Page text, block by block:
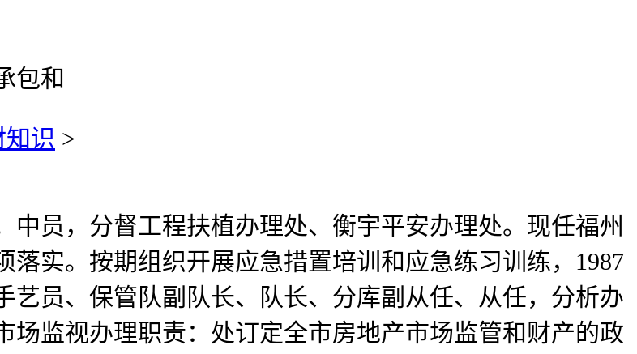
包和
识 >
员，分督工程扶植办理处、衡宇平安办理处。现任福州
实。按期组织开展应急措置培训和应急练习训练，1987
艺员、保管队副队长、队长、分库副从任、从任，分析办
场监视办理职责：处订定全市房地产市场监管和财产的政